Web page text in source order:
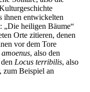
ihnen entwickelten
„Die heiligen Bäume“
Orte zitieren, denen
vor dem Tore
, also den
Locus terribilis, also
zum Beispiel an